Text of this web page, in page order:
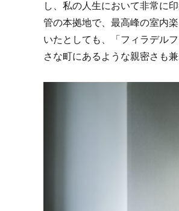
し、私の人生において非常に
管の本拠地で、最高峰の室内
いたとしても、「フィラデル
さな町にあるような親密さも